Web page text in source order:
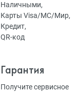
Наличными,
Карты Visa/MC/Мир,
Кредит,
QR-код
Гарантия
Получите сервисное